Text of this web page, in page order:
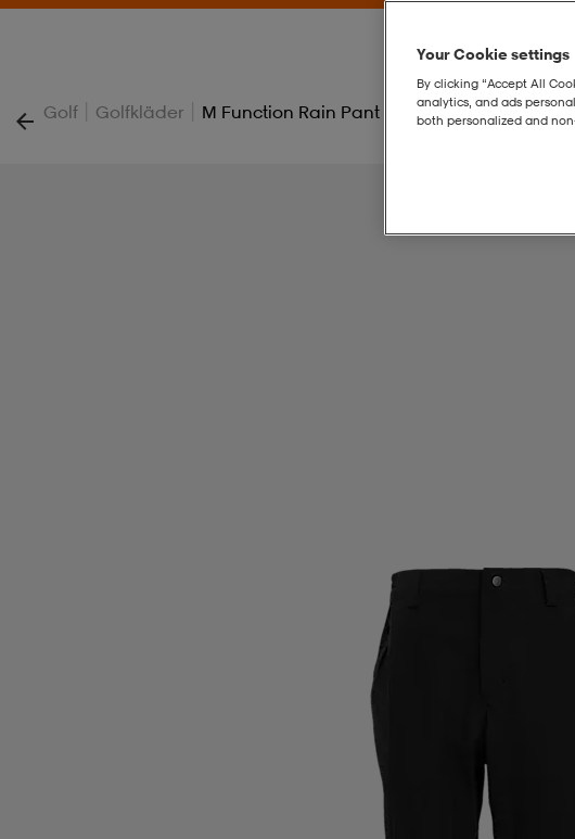
Golf | Golfkläder | M Function Rain Pant
Your Cookie settings
By clicking “Accept All
analytics, and ads
both personalized and